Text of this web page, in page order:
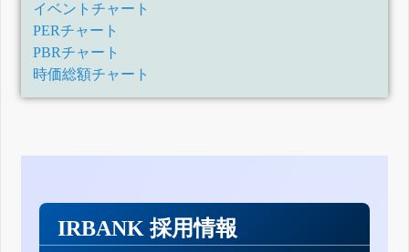
イベントチャート
PERチャート
PBRチャート
時価総額チャート
IRBANK 採用情報